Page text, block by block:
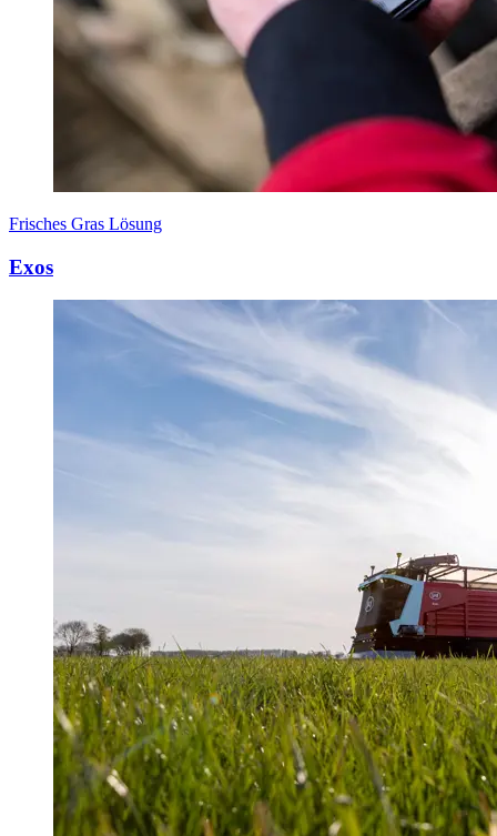
Frisches Gras Lösung
Exos